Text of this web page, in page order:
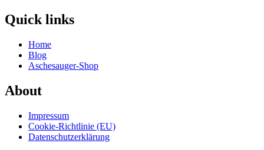
Quick links
Home
Blog
Aschesauger-Shop
About
Impressum
Cookie-Richtlinie (EU)
Datenschutzerklärung